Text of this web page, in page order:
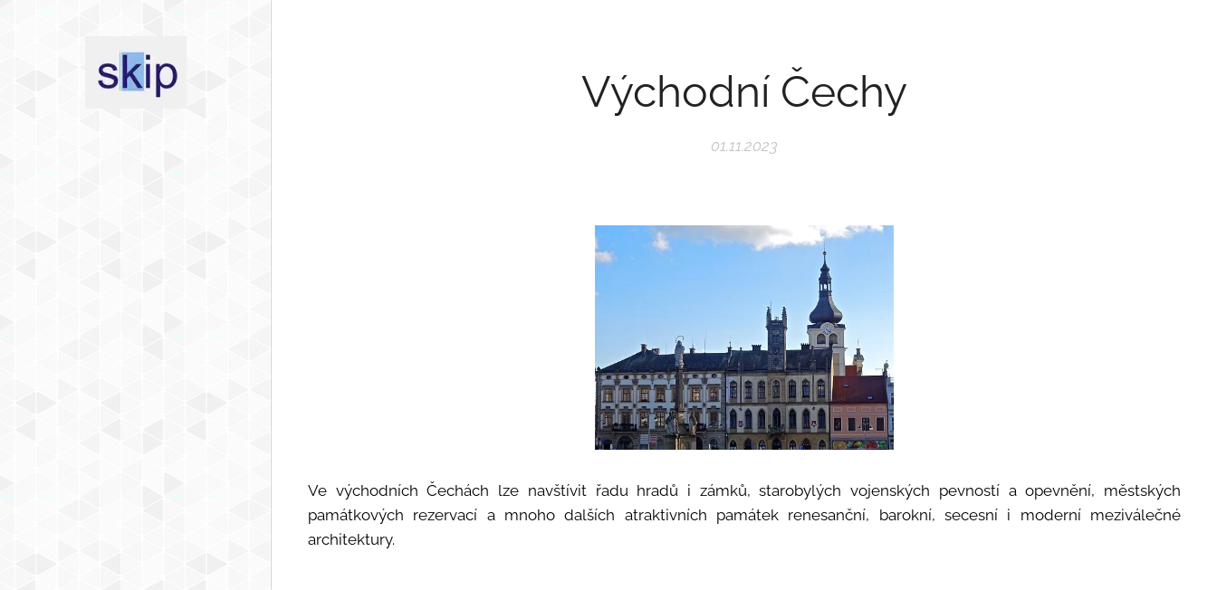
Východní Čechy
01.11.2023
Ve východních Čechách lze navštívit řadu hradů i zámků, starobylých vojenských pevností a opevnění, městských
památkových rezervací a mnoho dalších atraktivních památek renesanční, barokní, secesní i moderní meziválečné
architektury.